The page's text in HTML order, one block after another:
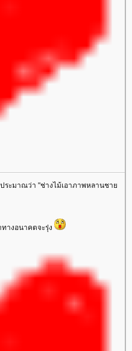
ระมาณว่า "ช่างไม้เอาภาพหลานชา
างอนาคตจะรุ่ง